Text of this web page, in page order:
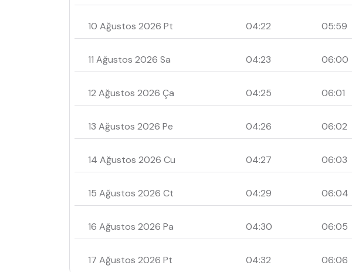
10 Ağustos 2026 Pt 04:22 05:59
11 Ağustos 2026 Sa 04:23 06:00
12 Ağustos 2026 Ça 04:25 06:01
13 Ağustos 2026 Pe 04:26 06:02
14 Ağustos 2026 Cu 04:27 06:03
15 Ağustos 2026 Ct 04:29 06:04
16 Ağustos 2026 Pa 04:30 06:05
17 Ağustos 2026 Pt 04:32 06:06